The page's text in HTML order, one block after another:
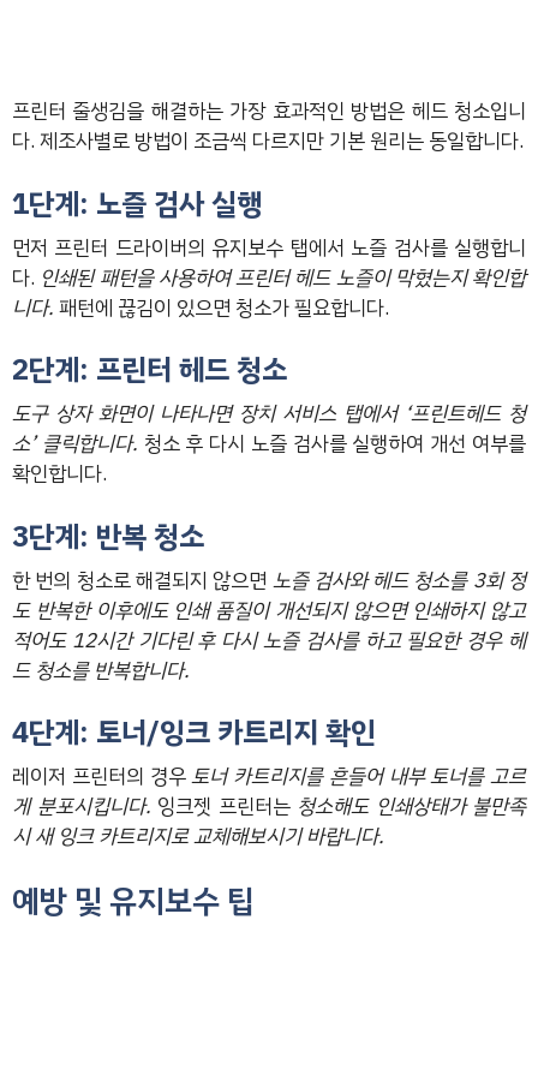
프린터 줄생김을 해결하는 가장 효과적인 방법은 헤드 청소입니
다. 제조사별로 방법이 조금씩 다르지만 기본 원리는 동일합니다.
1단계: 노즐 검사 실행
먼저 프린터 드라이버의 유지보수 탭에서 노즐 검사를 실행합니
다. 인쇄된 패턴을 사용하여 프린터 헤드 노즐이 막혔는지 확인합
니다. 패턴에 끊김이 있으면 청소가 필요합니다.
2단계: 프린터 헤드 청소
도구 상자 화면이 나타나면 장치 서비스 탭에서 ‘프린트헤드 청
소’ 클릭합니다. 청소 후 다시 노즐 검사를 실행하여 개선 여부를
확인합니다.
3단계: 반복 청소
한 번의 청소로 해결되지 않으면 노즐 검사와 헤드 청소를 3회 정
도 반복한 이후에도 인쇄 품질이 개선되지 않으면 인쇄하지 않고
적어도 12시간 기다린 후 다시 노즐 검사를 하고 필요한 경우 헤
드 청소를 반복합니다.
4단계: 토너/잉크 카트리지 확인
레이저 프린터의 경우토너 카트리지를 흔들어 내부 토너를 고르
게 분포시킵니다. 잉크젯 프린터는 청소해도 인쇄상태가 불만족
시 새 잉크 카트리지로 교체해보시기 바랍니다.
예방 및 유지보수 팁